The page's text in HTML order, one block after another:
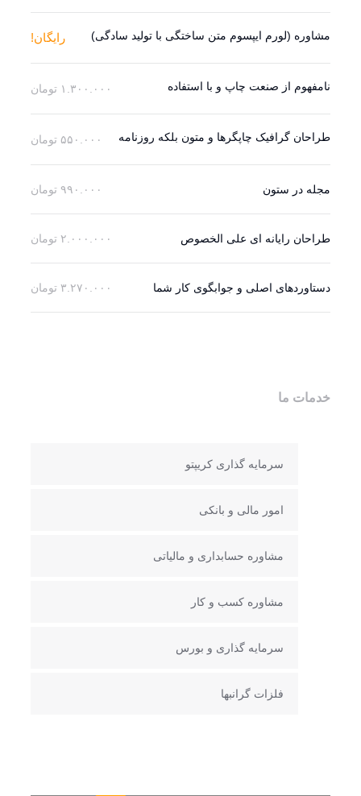
مشاوره (لورم ایپسوم متن ساختگی با تولید سادگی) رایگان!
نامفهوم از صنعت چاپ و با استفاده ۱.۳۰۰.۰۰۰ تومان
طراحان گرافیک چاپگرها و متون بلکه روزنامه ۵۵۰.۰۰۰ تومان
مجله در ستون ۹۹۰.۰۰۰ تومان
طراحان رایانه ای علی الخصوص ۲.۰۰۰.۰۰۰ تومان
دستاوردهای اصلی و جوابگوی کار شما ۳.۲۷۰.۰۰۰ تومان
خدمات ما
سرمایه گذاری کریپتو
امور مالی و بانکی
مشاوره حسابداری و مالیاتی
مشاوره کسب و کار
سرمایه گذاری و بورس
فلزات گرانبها